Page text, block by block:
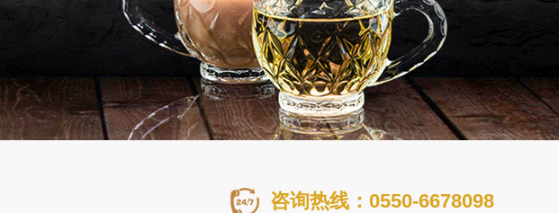
咨询热线：0550-6678098